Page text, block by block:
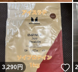
3,290円